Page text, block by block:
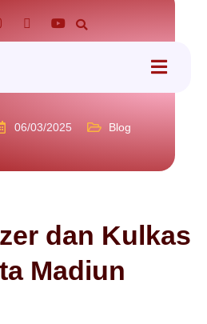
06/03/2025 Blog
dan Kulkas
Madiun